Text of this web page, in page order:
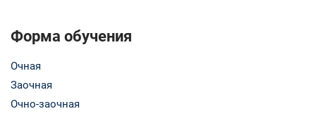
Форма обучения
Очная
Заочная
Очно-заочная